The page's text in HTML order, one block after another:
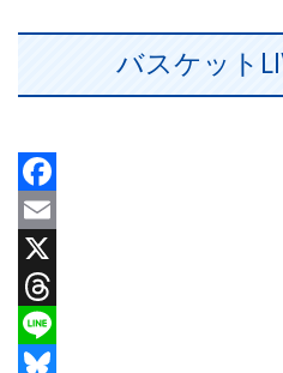
バスケット
Facebook
Email
X
Threads
Line